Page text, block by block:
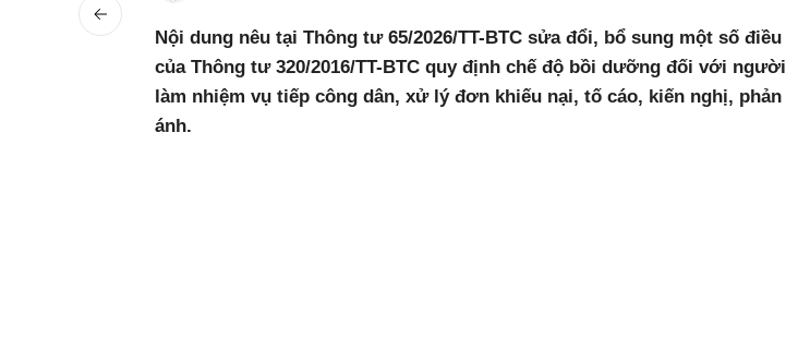
Nội dung nêu tại Thông tư 65/2026/TT-BTC sửa đổi, bổ sung một số điều
của Thông tư 320/2016/TT-BTC quy định chế độ bồi dưỡng đối với người
làm nhiệm vụ tiếp công dân, xử lý đơn khiếu nại, tố cáo, kiến nghị, phản
ánh.